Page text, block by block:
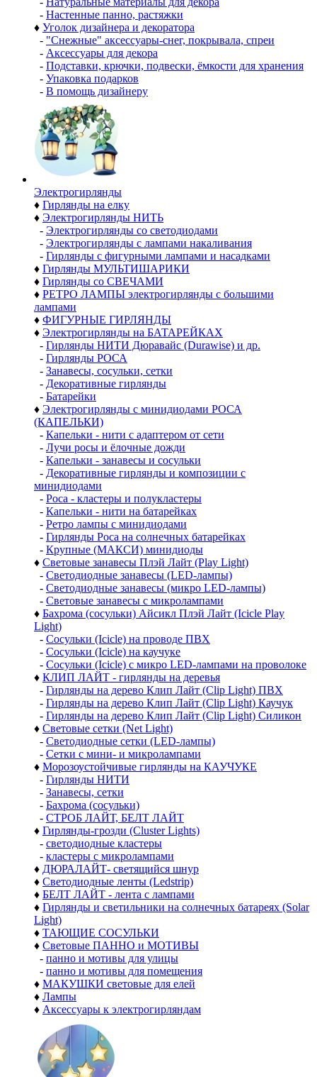
- Настенные панно, растяжки
♦ Уголок дизайнера и декоратора
- "Снежные" аксессуары-снег, покрывала, спреи
- Аксессуары для декора
- Подставки, крючки, подвески, ёмкости для хранения
- Упаковка подарков
- В помощь дизайнеру
Электро­гирлянды
♦ Гирлянды на елку
♦ Электрогирлянды НИТЬ
- Электрогирлянды со светодиодами
- Электрогирлянды с лампами накаливания
- Гирлянды с фигурными лампами и насадками
♦ Гирлянды МУЛЬТИШАРИКИ
♦ Гирлянды со СВЕЧАМИ
♦ РЕТРО ЛАМПЫ электрогирлянды с большими
лампами
♦ ФИГУРНЫЕ ГИРЛЯНДЫ
♦ Электрогирлянды на БАТАРЕЙКАХ
- Гирлянды НИТИ Дюравайс (Durawise) и др.
- Гирлянды РОСА
- Занавесы, сосульки, сетки
- Декоративные гирлянды
- Батарейки
♦ Электрогирлянды с минидиодами РОСА
(КАПЕЛЬКИ)
- Капельки - нити с адаптером от сети
- Лучи росы и ёлочные дожди
- Капельки - занавесы и сосульки
- Декоративные гирлянды и композиции с
минидиодами
- Роса - кластеры и полукластеры
- Капельки - нити на батарейках
- Ретро лампы с минидиодами
- Гирлянды Роса на солнечных батарейках
- Крупные (МАКСИ) минидиоды
♦ Световые занавесы Плэй Лайт (Play Light)
- Светодиодные занавесы (LED-лампы)
- Светодиодные занавесы (микро LED-лампы)
- Световые занавесы с микролампами
♦ Бахрома (сосульки) Айсикл Плэй Лайт (Icicle Play
Light)
- Сосульки (Icicle) на проводе ПВХ
- Сосульки (Icicle) на каучуке
- Сосульки (Icicle) с микро LED-лампами на проволоке
♦ КЛИП ЛАЙТ - гирлянды на деревья
- Гирлянды на дерево Клип Лайт (Clip Light) ПВХ
- Гирлянды на дерево Клип Лайт (Clip Light) Каучук
- Гирлянды на дерево Клип Лайт (Clip Light) Силикон
♦ Световые сетки (Net Light)
- Светодиодные сетки (LED-лампы)
- Сетки с мини- и микролампами
♦ Морозоустойчивые гирлянды на КАУЧУКЕ
- Гирлянды НИТИ
- Занавесы, сетки
- Бахрома (сосульки)
- СТРОБ ЛАЙТ, БЕЛТ ЛАЙТ
♦ Гирлянды-грозди (Cluster Lights)
- светодиодные кластеры
- кластеры с микролампами
♦ ДЮРАЛАЙТ- светящийся шнур
♦ Светодиодные ленты (Ledstrip)
♦ БЕЛТ ЛАЙТ - лента с лампами
♦ Гирлянды и светильники на солнечных батареях (Solar
Light)
♦ ТАЮЩИЕ СОСУЛЬКИ
♦ Световые ПАННО и МОТИВЫ
- панно и мотивы для улицы
- панно и мотивы для помещения
♦ МАКУШКИ световые для елей
♦ Лампы
♦ Аксессуары к электрогирляндам